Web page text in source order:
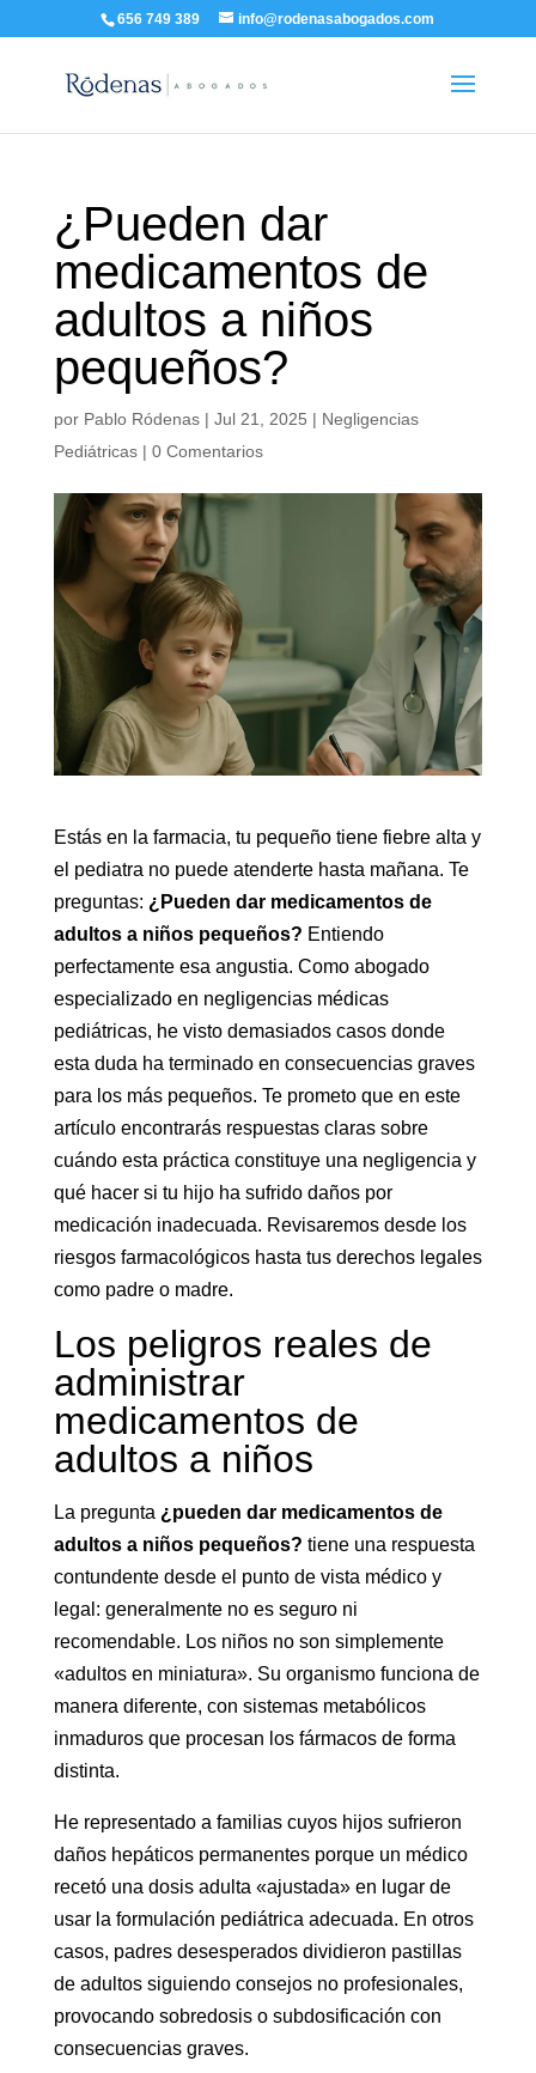
656 749 389 info@rodenasabogados.com
¿Pueden dar
medicamentos de
adultos a niños
pequeños?
por Pablo Ródenas| Jul 21, 2025 | Negligencias
Pediátricas| 0 Comentarios
Estás en la farmacia, tu pequeño tiene fiebre alta y
el pediatra no puede atenderte hasta mañana. Te
preguntas: ¿Pueden dar medicamentos de
adultos a niños pequeños? Entiendo
perfectamente esa angustia. Como abogado
especializado en negligencias médicas
pediátricas, he visto demasiados casos donde
esta duda ha terminado en consecuencias graves
para los más pequeños. Te prometo que en este
artículo encontrarás respuestas claras sobre
cuándo esta práctica constituye una negligencia y
qué hacer si tu hijo ha sufrido daños por
medicación inadecuada. Revisaremos desde los
riesgos farmacológicos hasta tus derechos legales
como padre o madre.
Los peligros reales de
administrar
medicamentos de
adultos a niños
La pregunta ¿pueden dar medicamentos de
adultos a niños pequeños? tiene una respuesta
contundente desde el punto de vista médico y
legal: generalmente no es seguro ni
recomendable. Los niños no son simplemente
«adultos en miniatura». Su organismo funciona de
manera diferente, con sistemas metabólicos
inmaduros que procesan los fármacos de forma
distinta.
He representado a familias cuyos hijos sufrieron
daños hepáticos permanentes porque un médico
recetó una dosis adulta «ajustada» en lugar de
usar la formulación pediátrica adecuada. En otros
casos, padres desesperados dividieron pastillas
de adultos siguiendo consejos no profesionales,
provocando sobredosis o subdosificación con
consecuencias graves.